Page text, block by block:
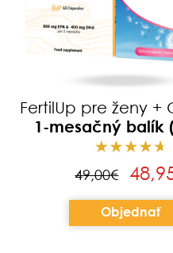
3x FertilUp pre mužov
3-mesačný balík
149,70€
Objednať